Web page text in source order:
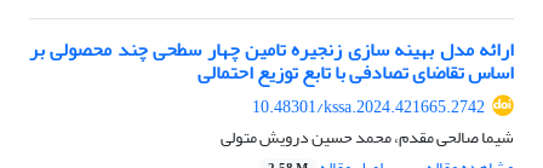
ارائه مدل بهینه سازی زنجیره تامین چهار سطحی چند محصولی بر
اساس تقاضای تصادفی با تابع توزیع احتمالی
10.48301/kssa.2024.421665.2742
شیما صالحی مقدم، محمد حسین درویش متولی